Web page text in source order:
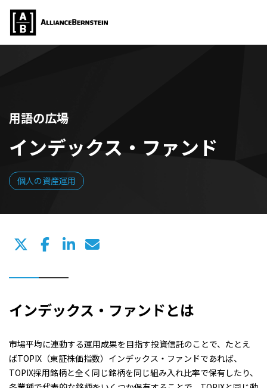
用語の広場
インデックス・ファンド
個人の資産運用
インデックス・ファンドとは
市場平均に連動する運用成果を目指す投資信託のことで、たとえ
ばTOPIX（東証株価指数）インデックス・ファンドであれば、
TOPIX採用銘柄と全く同じ銘柄を同じ組み入れ比率で保有したり、